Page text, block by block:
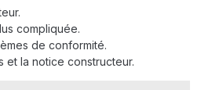
compliquée.
de conformité.
et la notice constructeur.